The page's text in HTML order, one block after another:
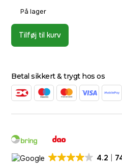
På lager
Tilføj til kurv
Betal sikkert & trygt hos os
4.2